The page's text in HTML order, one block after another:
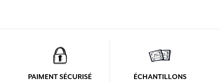
PAIMENT SÉCURISÉ ÉCHANTILLONS